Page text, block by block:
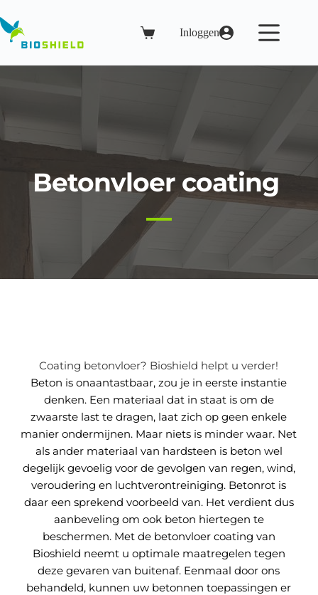
naar
de
inhoud
Winkelwagen
Inloggen
Betonvloer coating
Coating betonvloer? Bioshield helpt u verder!
Beton is onaantastbaar, zou je in eerste instantie
denken. Een materiaal dat in staat is om de
zwaarste last te dragen, laat zich op geen enkele
manier ondermijnen. Maar niets is minder waar. Net
als ander materiaal van hardsteen is beton wel
degelijk gevoelig voor de gevolgen van regen, wind,
veroudering en luchtverontreiniging. Betonrot is
daar een sprekend voorbeeld van. Het verdient dus
aanbeveling om ook beton hiertegen te
beschermen. Met de betonvloer coating van
Bioshield neemt u optimale maatregelen tegen
deze gevaren van buitenaf. Eenmaal door ons
behandeld, kunnen uw betonnen toepassingen er